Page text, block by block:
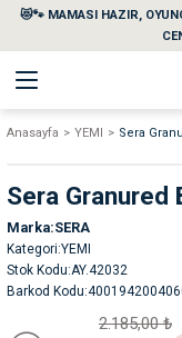
😻🐾 MAMASI HAZIR,
Temizlik Ürünleri
Anasayfa YEMI Sera
Sera Granured
Marka SERA
Kategori YEMI
Stok Kodu AY.42032
Barkod Kodu
2.185,00 ₺